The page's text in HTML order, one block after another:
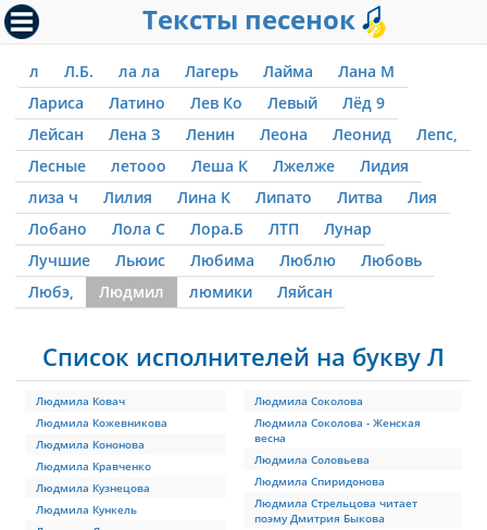
Тексты песенок
л Л.Б. ла ла Лагерь Лайма
Лана М
Лариса
Латино Лев Ко Левый
Лёд 9
Лейсан
Лена З Ленин Леона Леонид
Лепс,
Лесные
летооо Леша К Лжелже
Лидия
лиза ч
Лилия Лина К Липато Литва
Лия
Лобано
Лола С Лора.Б ЛТП
Лунар
Лучшие
Льюис Любима Люблю
Любовь
Любэ,
Людмил люмики Ляйсан
Список исполнителей на букву Л
Людмила Ковач
Людмила Кожевникова
Людмила Кононова
Людмила Кравченко
Людмила Кузнецова
Людмила Кункель
Людмила Соколова
Людмила Соколова - Женская
весна
Людмила Соловьева
Людмила Спиридонова
Людмила Стрельцова читает
поэму Дмитрия Быкова